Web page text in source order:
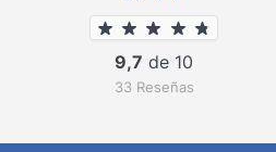
9,7 de 10
33 Reseñas